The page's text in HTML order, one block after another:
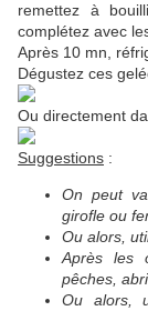
remettez à
complétez avec
Après 10 mn,
Dégustez ces
Ou directement
Suggestions :
On peut
girofle ou
Ou alors,
Après les
pêches,
Ou alors,